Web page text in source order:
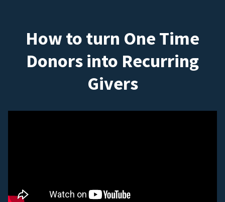
How to turn One Time
Donors into Recurring
Givers